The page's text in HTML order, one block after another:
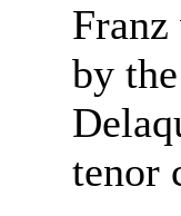
by
tenor